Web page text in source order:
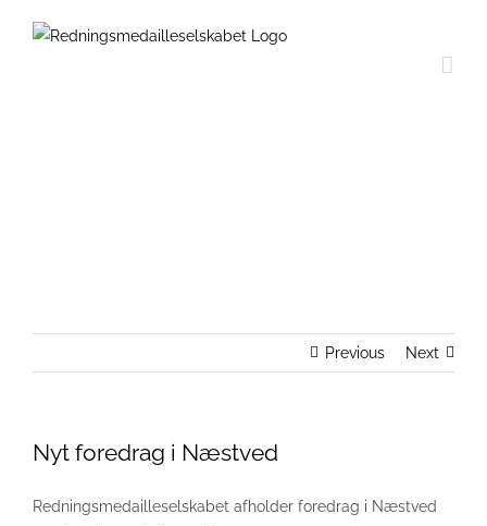
Previous Next
Nyt foredrag i Næstved
Redningsmedailleselskabet afholder foredrag i Næstved